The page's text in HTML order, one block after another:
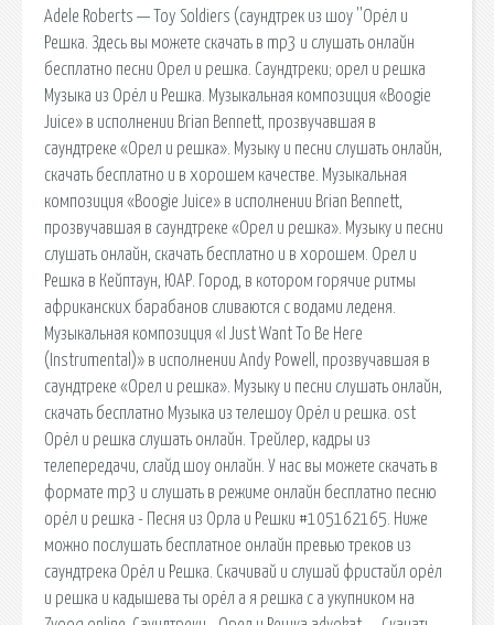
Adele Roberts — Toy Soldiers (саундтрек из шоу ''Орёл и
Решка. Здесь вы можете скачать в mp3 и слушать онлайн
бесплатно песни Орел и решка. Саундтреки; орел и решка
Музыка из Орёл и Решка. Музыкальная композиция «Boogie
Juice» в исполнении Brian Bennett, прозвучавшая в
саундтреке «Орел и решка». Музыку и песни слушать онлайн,
скачать бесплатно и в хорошем качестве. Музыкальная
композиция «Boogie Juice» в исполнении Brian Bennett,
прозвучавшая в саундтреке «Орел и решка». Музыку и песни
слушать онлайн, скачать бесплатно и в хорошем. Орел и
Решка в Кейптаун, ЮАР. Город, в котором горячие ритмы
африканских барабанов сливаются с водами леденя.
Музыкальная композиция «I Just Want To Be Here
(Instrumental)» в исполнении Andy Powell, прозвучавшая в
саундтреке «Орел и решка». Музыку и песни слушать онлайн,
скачать бесплатно Музыка из телешоу Орёл и решка. ost
Орёл и решка слушать онлайн. Трейлер, кадры из
телепередачи, слайд шоу онлайн. У нас вы можете скачать в
формате mp3 и слушать в режиме онлайн бесплатно песню
орёл и решка - Песня из Орла и Решки #105162165. Ниже
можно послушать бесплатное онлайн превью треков из
саундтрека Орёл и Решка. Скачивай и слушай фристайл орёл
и решка и кадышева ты орёл а я решка с а укупником на